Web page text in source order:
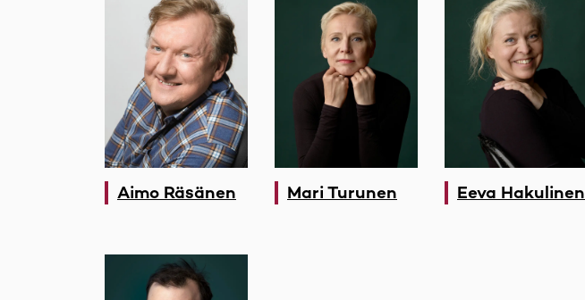
Aimo Räsänen Mari Turunen Eeva Hakulinen